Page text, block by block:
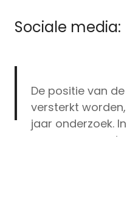
Sociale media:
De positie van
versterkt
jaar onderzoek.
omroepen op